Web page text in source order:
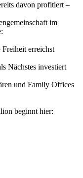
davon profitiert –
im
erreichst
Nächstes investiert
und Family Offices
beginnt hier: